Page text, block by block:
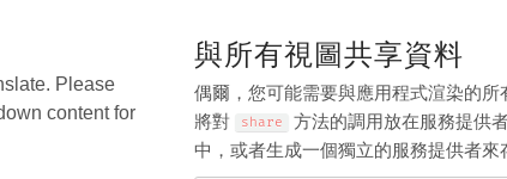
Please
content for
與所有視圖共享資料
偶爾，您可能需要與應用程式渲染的所
將對
share 方法的調用放在服務提供
中，或者生成一個獨立的服務提供者來